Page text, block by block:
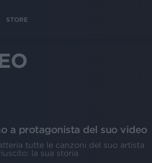
STORE
a protagonista del suo video
tutte le canzoni del suo artista
la sua storia